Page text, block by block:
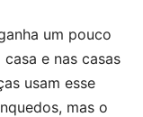
um pouco
e nas casas
usam esse
mas o